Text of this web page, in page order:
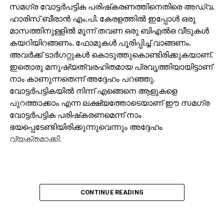
സമഗ്ര വോട്ടര്‍പട്ടിക പരിഷ്‌കരണത്തിനെതിരെ അഡ്വ.
ഹാരിസ് ബീരാന്‍ എം.പി. കേരളത്തില്‍ ഇപ്പോള്‍ ഒരു
മാസത്തിനുള്ളില്‍ മൂന്ന് തവണ ഒരു ബിഎല്‍ഒ വീടുകള്‍
കയറിയിറങ്ങണം. ഫോമുകള്‍ പൂരിപ്പിച്ച് വാങ്ങണം.
അവര്‍ക്ക് ടാര്‍ഗറ്റുകള്‍ കൊടുത്തുകൊണ്ടിരിക്കുകയാണ്.
ഇതൊരു മനുഷ്യത്വരഹിതമായ പ്രവൃത്തിയായിട്ടാണ്
നാം കാണുന്നതെന്ന് അദ്ദേഹം പറഞ്ഞു.
വോട്ടര്‍പട്ടികയില്‍ നിന്ന് എങ്ങെനെ ആളുകളെ
പുറത്താക്കാം എന്ന ലക്ഷ്യത്തോടെയാണ് ഈ സമഗ്ര
വോട്ടര്‍പട്ടിക പരിഷ്‌കരണമെന്ന് നാം
ഭയപ്പെടേണ്ടിയിരിക്കുന്നുവെന്നും അദ്ദേഹം
വ്യക്തമാക്കി.
CONTINUE READING